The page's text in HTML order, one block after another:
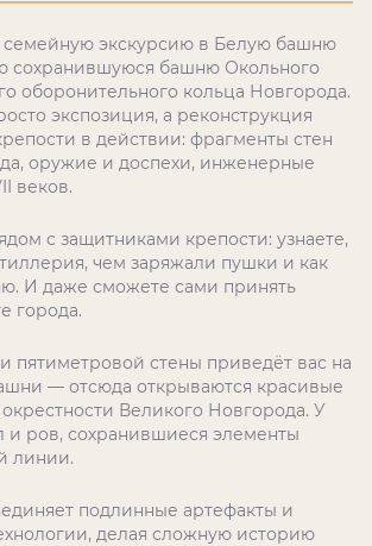
экскурсию в Белую башню
сохранившуюся башню Окольного
оборонительного кольца Новгорода.
экспозиция, а реконструкция
в действии: фрагменты стен
оружие и доспехи, инженерные
веков.
с защитниками крепости: узнаете,
чем заряжали пушки и как
И даже сможете сами принять
города.
пятиметровой стены приведёт вас на
— отсюда открываются красивые
Великого Новгорода. У
ров, сохранившиеся элементы
линии.
подлинные артефакты и
делая сложную историю